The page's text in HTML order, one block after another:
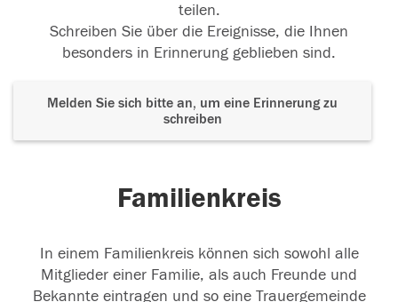
teilen.
Schreiben Sie über die Ereignisse, die Ihnen
besonders in Erinnerung geblieben sind.
Melden Sie sich bitte an, um eine Erinnerung zu
schreiben
Familienkreis
In einem Familienkreis können sich sowohl alle
Mitglieder einer Familie, als auch Freunde und
Bekannte eintragen und so eine Trauergemeinde